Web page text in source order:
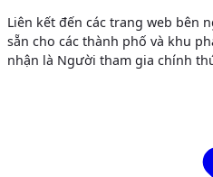
Liên kết đến các trang web bên
sẵn cho các thành phố và khu
nhận là Người tham gia chính